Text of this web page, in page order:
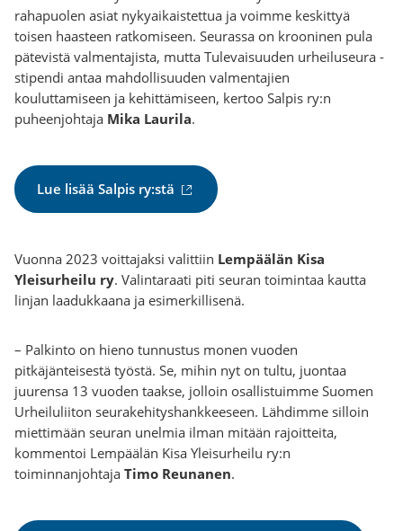
k
k
i
)
rahapuolen asiat nykyaikaistettua ja voimme keskittyä
toisen haasteen ratkomiseen. Seurassa on krooninen pula
pätevistä valmentajista, mutta Tulevaisuuden urheiluseura -
stipendi antaa mahdollisuuden valmentajien
kouluttamiseen ja kehittämiseen, kertoo Salpis ry:n
puheenjohtaja Mika Laurila.
Lue lisää Salpis ry:stä
o
i
n
n
l
i
n
k
k
i
Vuonna 2023 voittajaksi valittiin Lempäälän Kisa
Yleisurheilu ry. Valintaraati piti seuran toimintaa kautta
linjan laadukkaana ja esimerkillisenä.
– Palkinto on hieno tunnustus monen vuoden
pitkäjänteisestä työstä. Se, mihin nyt on tultu, juontaa
juurensa 13 vuoden taakse, jolloin osallistuimme Suomen
Urheiluliiton seurakehityshankkeeseen. Lähdimme silloin
miettimään seuran unelmia ilman mitään rajoitteita,
kommentoi Lempäälän Kisa Yleisurheilu ry:n
toiminnanjohtaja Timo Reunanen.